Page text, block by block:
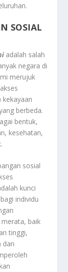
SOSIAL
adalah salah
negara di
merujuk
kekayaan
berbeda.
bentuk,
kesehatan,
sosial
kunci
individu
baik
tinggi,
dan